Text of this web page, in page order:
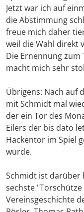
Jetzt war ich auf
die Abstimmung
freue mich daher
weil die Wahl direkt
Die Ernennung
macht mich sehr
Übrigens: Nach auf
mit Schmidt mal
der ein Tor des
Eilers der bis dato
Hackentor im Spiel
wurde.
Schmidt ist darüber
sechste
Vereinsgeschichte